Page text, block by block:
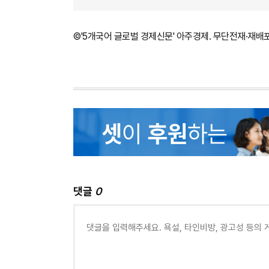
©'5개국어 글로벌 경제신문' 아주경제. 무단전재·재배
댓글 0